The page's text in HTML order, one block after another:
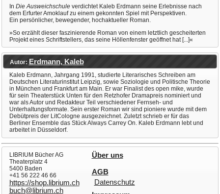
In Die Ausweichschuleverdichtet Kaleb Erdmann seine Erlebnisse nach
dem Erfurter Amoklauf zu einem gekonnten Spiel mit Perspektiven.
Ein persönlicher, bewegender, hochaktueller Roman.
»So erzählt dieser faszinierende Roman von einem letztlich gescheiterten
Projekt eines Schriftstellers, das seine Höllenfenster geöffnet hat [...]«
Autor: Erdmann, Kaleb
Kaleb Erdmann, Jahrgang 1991, studierte Literarisches Schreiben am
Deutschen Literaturinstitut Leipzig, sowie Soziologie und Politische Theorie
in München und Frankfurt am Main. Er war Finalist des open mike, wurde
für sein Theaterstück Unten für den Retzhofer Dramapreis nominiert und
war als Autor und Redakteur Teil verschiedener Fernseh- und
Unterhaltungsformate. Sein erster Roman wir sind pioniere wurde mit dem
Debütpreis der LitCologne ausgezeichnet. Zuletzt schrieb er für das
Berliner Ensemble das Stück Always Carrey On. Kaleb Erdmann lebt und
arbeitet in Düsseldorf.
LIBRIUM Bücher AG
Theaterplatz 4
5400 Baden
+41 56 222 46 66
https://shop.librium.ch
buch@librium.ch
Über uns
AGB
Datenschutz